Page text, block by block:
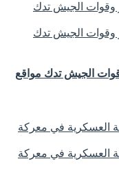
الجيش تدك مواقع